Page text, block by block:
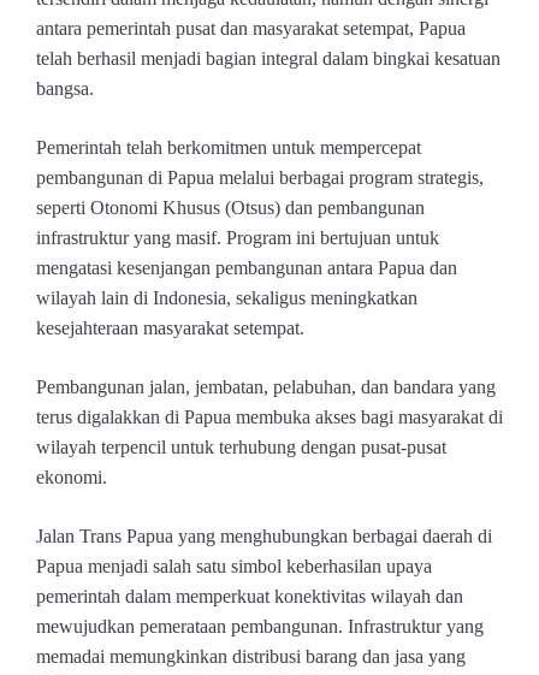
antara pemerintah pusat dan masyarakat setempat, Papua
telah berhasil menjadi bagian integral dalam bingkai kesatuan
bangsa.
Pemerintah telah berkomitmen untuk mempercepat
pembangunan di Papua melalui berbagai program strategis,
seperti Otonomi Khusus (Otsus) dan pembangunan
infrastruktur yang masif. Program ini bertujuan untuk
mengatasi kesenjangan pembangunan antara Papua dan
wilayah lain di Indonesia, sekaligus meningkatkan
kesejahteraan masyarakat setempat.
Pembangunan jalan, jembatan, pelabuhan, dan bandara yang
terus digalakkan di Papua membuka akses bagi masyarakat di
wilayah terpencil untuk terhubung dengan pusat-pusat
ekonomi.
Jalan Trans Papua yang menghubungkan berbagai daerah di
Papua menjadi salah satu simbol keberhasilan upaya
pemerintah dalam memperkuat konektivitas wilayah dan
mewujudkan pemerataan pembangunan. Infrastruktur yang
memadai memungkinkan distribusi barang dan jasa yang